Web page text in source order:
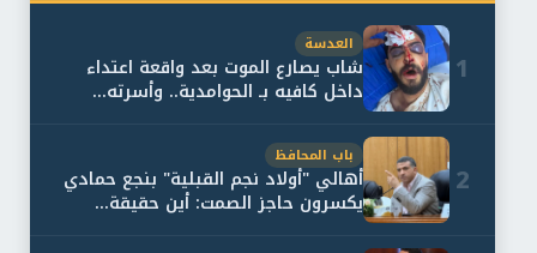
1
العدسة
شاب يصارع الموت بعد واقعة اعتداء
داخل كافيه بـ الحوامدية.. وأسرته...
2
باب المحافظ
أهالي "أولاد نجم القبلية" بنجع حمادي
يكسرون حاجز الصمت: أين حقيقة...